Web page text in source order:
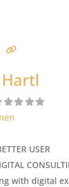
USER
with digital